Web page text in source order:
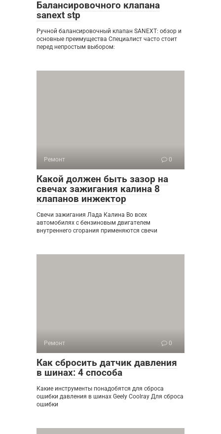
Балансировочного клапана
sanext stp
Ручной балансировочный клапан SANEXT: обзор и
основные преимущества Специалист часто стоит
перед непростым выбором:
Ремонт 0
Какой должен быть зазор на
свечах зажигания калина 8
клапанов инжектор
Свечи зажигания Лада Калина Во всех
автомобилях с бензиновым двигателем
внутреннего сгорания применяются свечи
Ремонт 0
Как сбросить датчик давления
в шинах: 4 способа
Какие инструменты понадобятся для сброса
ошибки давления в шинах Geely Coolray Для сброса
ошибки